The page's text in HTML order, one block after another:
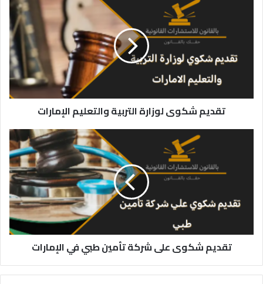
الإمارات
تقديم شكوى لوزارة التربية والتعليم الإمارات
طبي
تقديم شكوى على شركة تأمين طبي في الإمارات